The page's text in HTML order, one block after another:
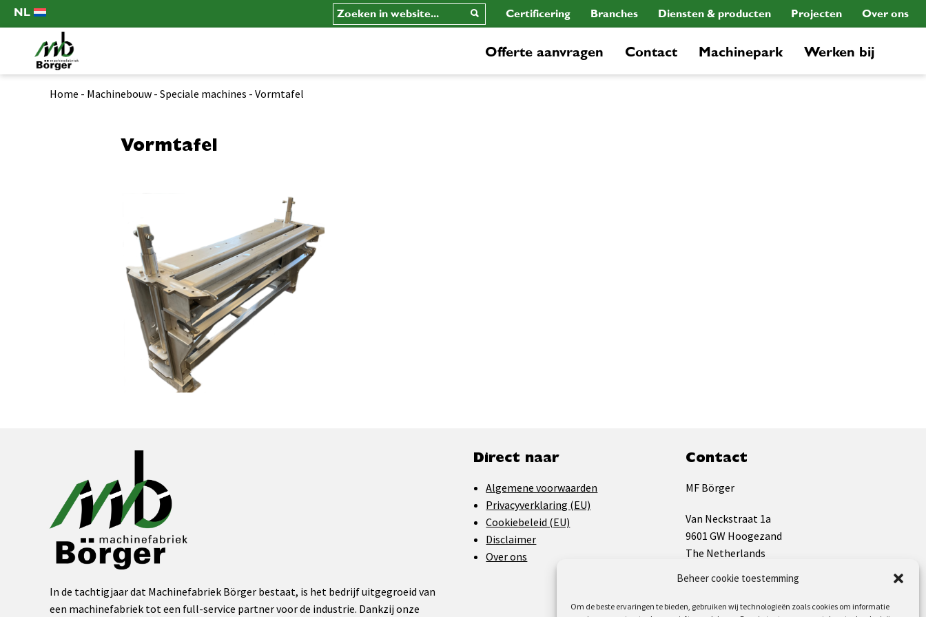
Beheer cookie toestemming
Om de beste ervaringen te bieden, gebruiken wij technologieën zoals cookies om informatie
NL Certificering Branches Diensten & producten Projecten Over ons
Offerte aanvragen Contact Machinepark Werken bij
Home - Machinebouw - Speciale machines - Vormtafel
Vormtafel
In de tachtigjaar dat Machinefabriek Börger bestaat, is het bedrijf uitgegroeid van
een machinefabriek tot een full-service partner voor de industrie. Dankzij onze
Direct naar
Algemene voorwaarden
Privacyverklaring (EU)
Cookiebeleid (EU)
Disclaimer
Over ons
Contact
MF Börger
Van Neckstraat 1a
9601 GW Hoogezand
The Netherlands
BTW: NL819544826B01